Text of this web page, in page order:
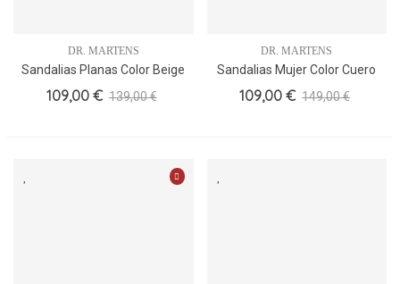
DR. MARTENS
Sandalias Planas Color Beige
Dr. Martens Plataforma
109,00 € 139,00 €
DR. MARTENS
Sandalias Mujer Color Cuero
Dr. Martens Dos Hebillas
109,00 € 149,00 €